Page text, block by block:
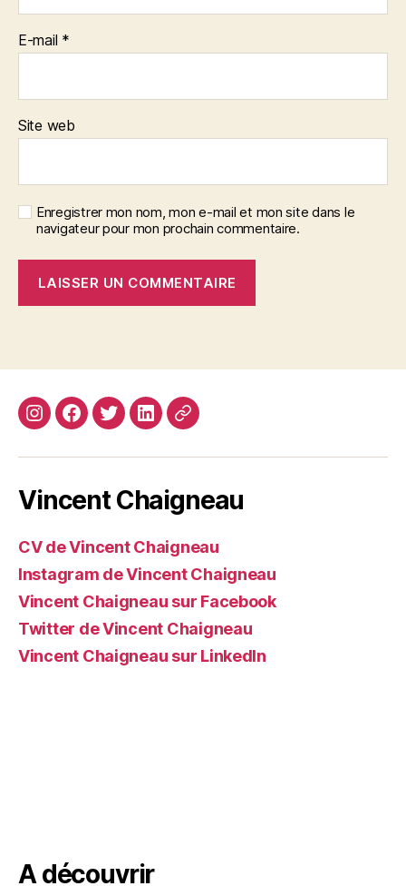
E-mail *
Site web
Enregistrer mon nom, mon e-mail et mon site dans le
navigateur pour mon prochain commentaire.
InstagramFacebook
TwitterLinkedin
Site
Vincent Chaigneau
CV de Vincent Chaigneau
Instagram de Vincent Chaigneau
Vincent Chaigneau sur Facebook
Twitter de Vincent Chaigneau
Vincent Chaigneau sur LinkedIn
A découvrir